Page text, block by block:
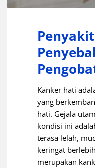
Kanker hati
yang
hati. Gejala
kondisi ini
terasa lelah,
keringat
merupakan